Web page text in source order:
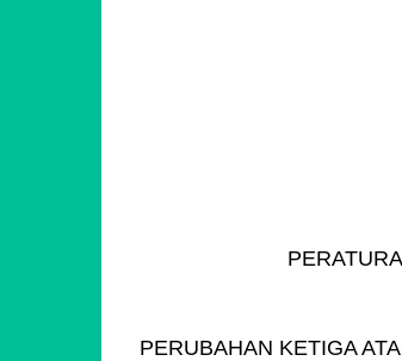
PERUBAHAN KETIGA